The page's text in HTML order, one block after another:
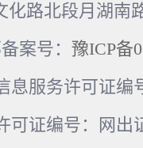
路北段月湖南
案号： 豫ICP备
息服务许可证编
可证编号：网出